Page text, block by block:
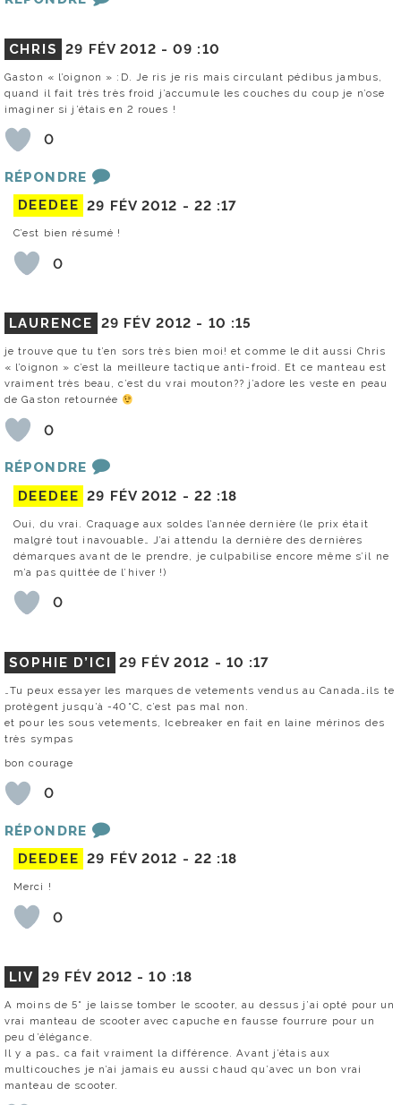
CHRIS 29 FÉV 2012 -09 :10
Gaston « l’oignon » :D. Je ris je ris mais circulant pédibus jambus,
quand il fait très très froid j’accumule les couches du coup je n’ose
imaginer si j’étais en 2 roues !
0
RÉPONDRE
DEEDEE 29 FÉV 2012 - 22 :17
C’est bien résumé !
0
LAURENCE 29 FÉV 2012 - 10 :15
je trouve que tu t’en sors très bien moi! et comme le dit aussi Chris
« l’oignon » c’est la meilleure tactique anti-froid. Et ce manteau est
vraiment très beau, c’est du vrai mouton?? j’adore les veste en peau
de Gaston retournée
0
RÉPONDRE
DEEDEE 29 FÉV 2012 - 22 :18
Oui, du vrai. Craquage aux soldes l’année dernière (le prix était
malgré tout inavouable… J’ai attendu la dernière des dernières
démarques avant de le prendre, je culpabilise encore même s’il ne
m’a pas quittée de l’hiver !)
0
SOPHIE D’ICI 29 FÉV 2012 - 10 :17
…Tu peux essayer les marques de vetements vendus au Canada…ils te
protègent jusqu’à -40°C, c’est pas mal non.
et pour les sous vetements, Icebreaker en fait en laine mérinos des
très sympas
bon courage
0
RÉPONDRE
DEEDEE 29 FÉV 2012 - 22 :18
Merci !
0
LIV 29 FÉV 2012 -10 :18
A moins de 5° je laisse tomber le scooter, au dessus j’ai opté pour un
vrai manteau de scooter avec capuche en fausse fourrure pour un
peu d’élégance.
Il y a pas… ca fait vraiment la différence. Avant j’étais aux
multicouches je n’ai jamais eu aussi chaud qu’avec un bon vrai
manteau de scooter.